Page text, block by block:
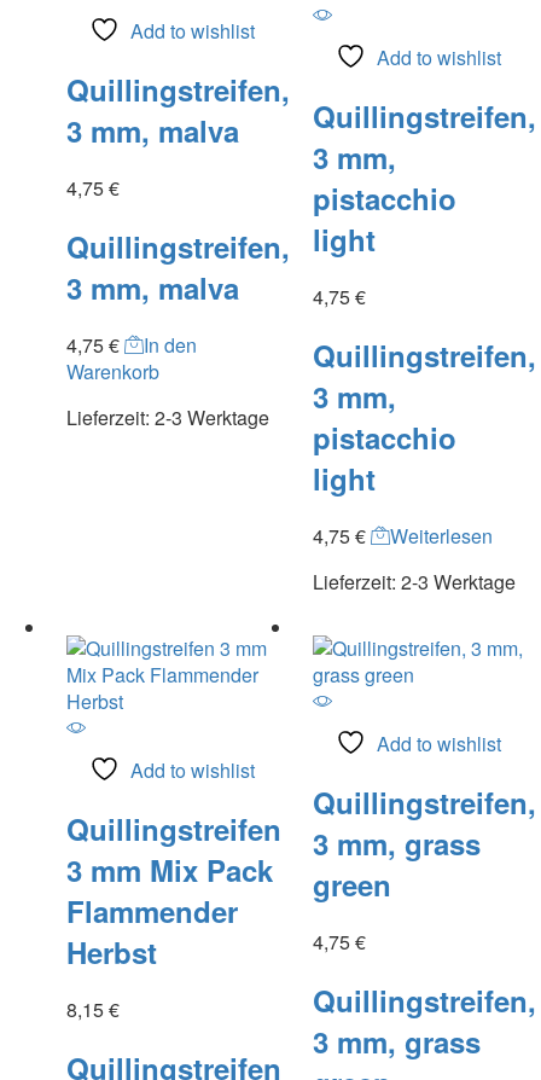
Add to wishlist
Quillingstreifen,
3 mm, malva
4,75€
Quillingstreifen,
3 mm, malva
4,75€
In den
Warenkorb
Lieferzeit: 2-3 Werktage
Add to wishlist
Quillingstreifen,
3 mm,
pistacchio
light
4,75€
Quillingstreifen,
3 mm,
pistacchio
light
4,75€
Weiterlesen
Lieferzeit: 2-3 Werktage
Add to wishlist
Quillingstreifen
3 mm Mix Pack
Flammender
Herbst
8,15€
Quillingstreifen
Add to wishlist
Quillingstreifen,
3 mm, grass
green
4,75€
Quillingstreifen,
3 mm, grass